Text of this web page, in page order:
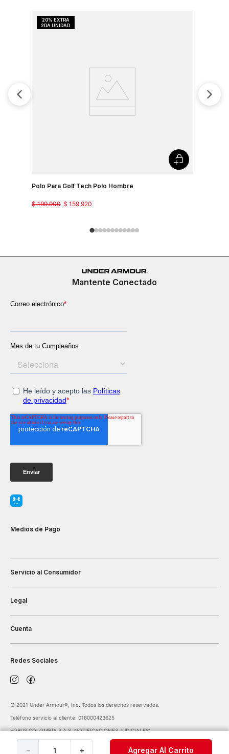
＋
－ Agregar Al Carrito
Polo Para Golf Tech Polo Hombre
$ 159.920
$ 199.900
Mantente Conectado
Medios de Pago
Servicio al Consumidor
Legal
Cuenta
Redes Sociales
©️ 2021 Under Armour®️, Inc. Todos los derechos reservados.
Teléfono servicio al cliente: 018000423625
FORUS COLOMBIA S.A.S. NOTIFICACIONES JUDICIALES:
notificaciones@forus.com.co
| Av. Carrera 45 Nº 108-27 BOGOTÁ COLOMBIA